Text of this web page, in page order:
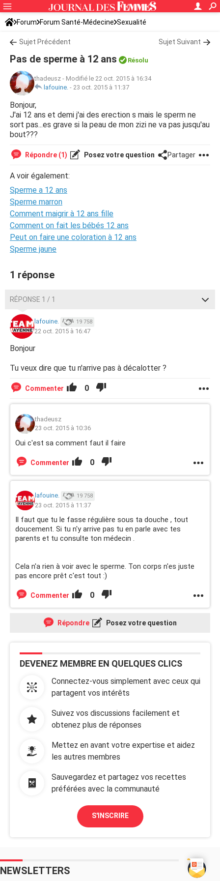
Forum Forum Santé-Médecine Sexualité
Sujet Précédent Sujet Suivant
Pas de sperme à 12 ans Résolu
thadeusz - Modifié le 22 oct. 2015 à 16:34
lafouine. - 23 oct. 2015 à 11:37
Bonjour,
J'ai 12 ans et demi j'ai des erection s mais le sperm ne
sort pas...es grave si la peau de mon zizi ne va pas jusqu'au
bout???
Répondre (1) Posez votre question Partager
A voir également:
Sperme a 12 ans
Sperme marron
Comment maigrir à 12 ans fille
Comment on fait les bébés 12 ans
Peut on faire une coloration à 12 ans
Sperme jaune
1 réponse
RÉPONSE 1 / 1
lafouine. 19 758
22 oct. 2015 à 16:47
Bonjour
Tu veux dire que tu n'arrive pas à décalotter ?
Commenter 0
thadeusz
23 oct. 2015 à 10:36
Oui c'est sa comment faut il faire
Commenter 0
lafouine. 19 758
23 oct. 2015 à 11:37
Il faut que tu le fasse régulière sous ta douche , tout
doucement. Si tu n'y arrive pas tu en parle avec tes
parents et tu consulte ton médecin .
Cela n'a rien à voir avec le sperme. Ton corps n'es juste
pas encore prêt c'est tout :)
Commenter 0
Répondre Posez votre question
DEVENEZ MEMBRE EN QUELQUES CLICS
Connectez-vous simplement avec ceux qui
partagent vos intérêts
Suivez vos discussions facilement et
obtenez plus de réponses
Mettez en avant votre expertise et aidez
les autres membres
Sauvegardez et partagez vos recettes
préférées avec la communauté
S'INSCRIRE
NEWSLETTERS